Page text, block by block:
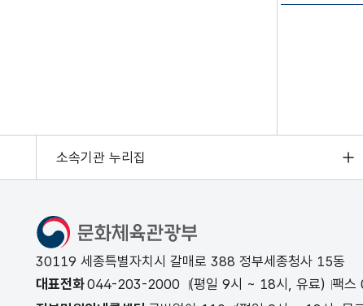
소속기관 누리집
문화체육관광부
30119 세종특별자치시 갈매로 388 정부세종청사 15동
대표전화044-203-2000 (평일 9시 ~ 18시, 유료) 팩